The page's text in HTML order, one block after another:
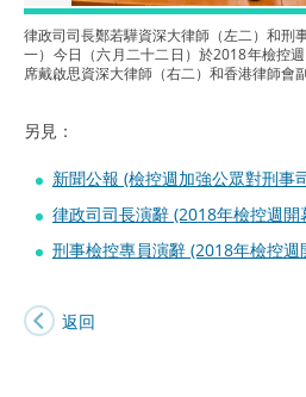
律政司司長鄭若驊資深大律師（左二）和刑
一）今日（六月二十二日）於2018年檢控
席戴啟思資深大律師（右二）和香港律師會
另見：
新聞公報 (檢控週加強公眾對刑事
律政司司長演辭 (2018年檢控週開
刑事檢控專員演辭 (2018年檢控週
返回